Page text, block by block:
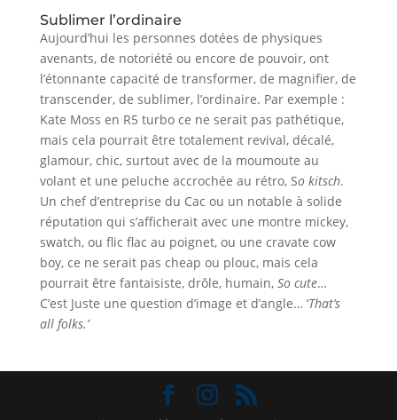
Sublimer l’ordinaire
Aujourd’hui les personnes dotées de physiques
avenants, de notoriété ou encore de pouvoir, ont
l’étonnante capacité de transformer, de magnifier, de
transcender, de sublimer, l’ordinaire. Par exemple :
Kate Moss en R5 turbo ce ne serait pas pathétique,
mais cela pourrait être totalement revival, décalé,
glamour, chic, surtout avec de la moumoute au
volant et une peluche accrochée au rétro, So kitsch.
Un chef d’entreprise du Cac ou un notable à solide
réputation qui s’afficherait avec une montre mickey,
swatch, ou flic flac au poignet, ou une cravate cow
boy, ce ne serait pas cheap ou plouc, mais cela
pourrait être fantaisiste, drôle, humain, So cute…
C’est Juste une question d’image et d’angle… ‘That’s
all folks.’